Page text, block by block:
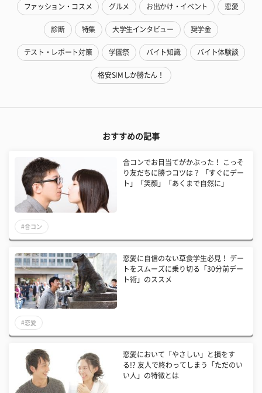
ファッション・コスメ グルメ お出かけ・イベント 恋愛
診断 特集 大学生インタビュー 奨学金
テスト・レポート対策 学園祭 バイト知識 バイト体験談
格安SIMしか勝たん！
おすすめの記事
合コンでお目当てがかぶった！ こっそ
り友だちに勝つコツは？ 「すぐにデー
ト」「笑顔」「あくまで自然に」
#合コン
恋愛に自信のない草食学生必見！ デー
トをスムーズに乗り切る「30分前デー
ト術」のススメ
#恋愛
恋愛において「やさしい」と損をす
る!? 友人で終わってしまう「ただのい
い人」の特徴とは